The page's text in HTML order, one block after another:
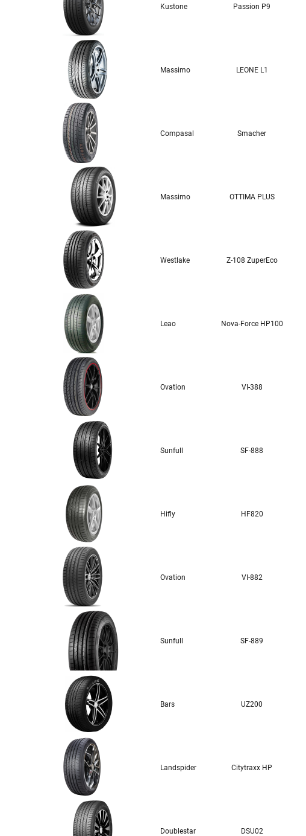
Kustone Passion P9
Massimo LEONE L1
Compasal Smacher
Massimo OTTIMA PLUS
Westlake Z-108 ZuperEco
Leao Nova-Force HP100
Ovation VI-388
Sunfull SF-888
Hifly HF820
Ovation VI-882
Sunfull SF-889
Bars UZ200
Landspider Citytraxx HP
Doublestar DSU02